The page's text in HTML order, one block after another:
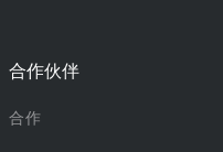
合作伙伴
合作